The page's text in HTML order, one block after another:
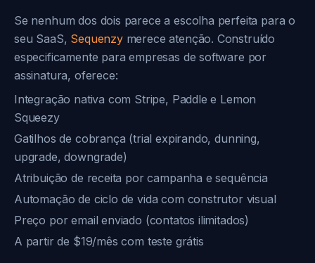
Se nenhum dos dois parece a escolha perfeita para o
seu SaaS, Sequenzymerece atenção. Construído
especificamente para empresas de software por
assinatura, oferece:
Integração nativa com Stripe, Paddle e Lemon
Squeezy
Gatilhos de cobrança (trial expirando, dunning,
upgrade, downgrade)
Atribuição de receita por campanha e sequência
Automação de ciclo de vida com construtor visual
Preço por email enviado (contatos ilimitados)
A partir de $19/mês com teste grátis